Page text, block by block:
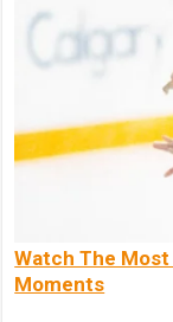
Watch The
Moments